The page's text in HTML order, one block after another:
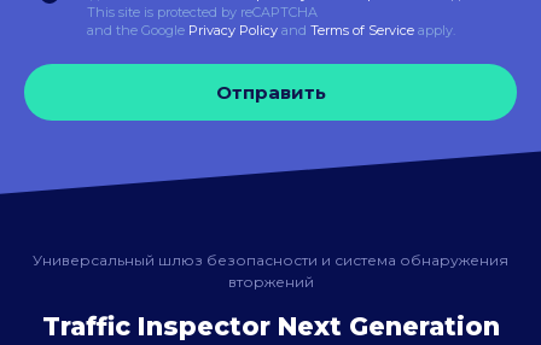
This site is protected by reCAPTCHA
and the Google Privacy Policyand Terms of Serviceapply.
Отправить
Универсальный шлюз безопасности и система обнаружения
вторжений
Traffic Inspector Next Generation